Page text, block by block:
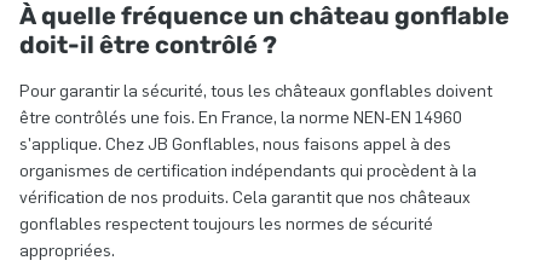
À quelle fréquence un château gonflable
doit-il être contrôlé ?
Pour garantir la sécurité, tous les châteaux gonflables doivent
être contrôlés une fois. En France, la norme NEN-EN 14960
s'applique. Chez JB Gonflables, nous faisons appel à des
organismes de certification indépendants qui procèdent à la
vérification de nos produits. Cela garantit que nos châteaux
gonflables respectent toujours les normes de sécurité
appropriées.